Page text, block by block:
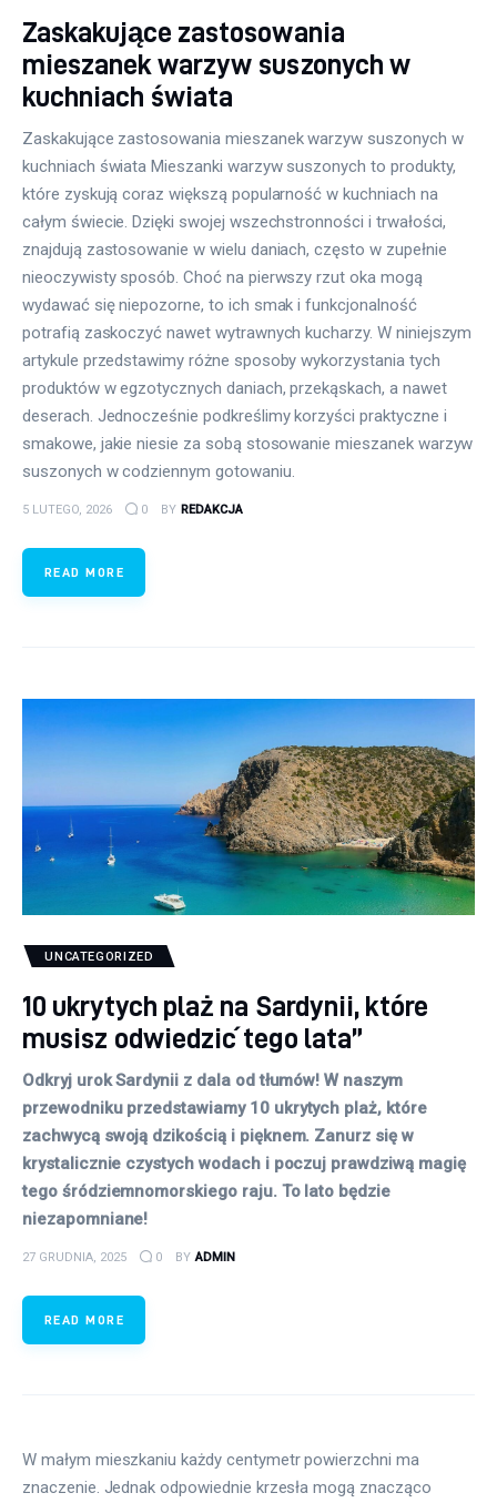
Zaskakujące zastosowania
mieszanek warzyw suszonych w
kuchniach świata
Zaskakujące zastosowania mieszanek warzyw suszonych w
kuchniach świata Mieszanki warzyw suszonych to produkty,
które zyskują coraz większą popularność w kuchniach na
całym świecie. Dzięki swojej wszechstronności i trwałości,
znajdują zastosowanie w wielu daniach, często w zupełnie
nieoczywisty sposób. Choć na pierwszy rzut oka mogą
wydawać się niepozorne, to ich smak i funkcjonalność
potrafią zaskoczyć nawet wytrawnych kucharzy. W niniejszym
artykule przedstawimy różne sposoby wykorzystania tych
produktów w egzotycznych daniach, przekąskach, a nawet
deserach. Jednocześnie podkreślimy korzyści praktyczne i
smakowe, jakie niesie za sobą stosowanie mieszanek warzyw
suszonych w codziennym gotowaniu.
5 LUTEGO, 2026 0 BY REDAKCJA
READ MORE
UNCATEGORIZED
10 ukrytych plaż na Sardynii, które
musisz odwiedzić tego lata”
Odkryj urok Sardynii z dala od tłumów! W naszym
przewodniku przedstawiamy 10 ukrytych plaż, które
zachwycą swoją dzikością i pięknem. Zanurz się w
krystalicznie czystych wodach i poczuj prawdziwą magię
tego śródziemnomorskiego raju. To lato będzie
niezapomniane!
27 GRUDNIA, 2025 0 BY ADMIN
READ MORE
W małym mieszkaniu każdy centymetr powierzchni ma
znaczenie. Jednak odpowiednie krzesła mogą znacząco